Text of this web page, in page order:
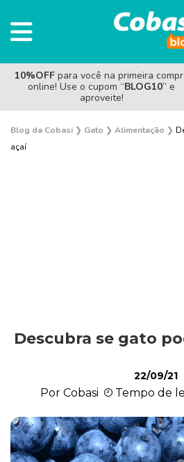
10%OFF para você na primeira
online! Use o cupom “BLOG10” e
aproveite!
Blog da Cobasi ❯ Gato ❯ Alimentação ❯
açaí
Comportamento
Curiosidades
Filhote
Descubra se gato
22/09/21
Por Cobasi Tempo de